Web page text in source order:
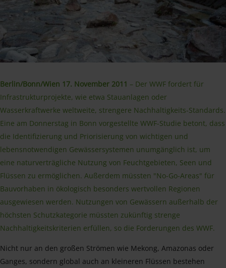
Berlin/Bonn/Wien 17. November 2011 – Der WWF fordert für
Infrastrukturprojekte, wie etwa Stauanlagen oder
Wasserkraftwerke weltweite, strengere Nachhaltigkeits-Standards.
Eine am Donnerstag in Bonn vorgestellte WWF-Studie betont, dass
die Identifizierung und Priorisierung von wichtigen und
lebensnotwendigen Gewässersystemen unumgänglich ist, um
eine naturverträgliche Nutzung von Feuchtgebieten, Seen und
Flüssen zu ermöglichen. Außerdem müssten "No-Go-Areas" für
Bauvorhaben in ökologisch besonders wertvollen Regionen
ausgewiesen werden. Nutzungen von Gewässern außerhalb der
höchsten Schutzkategorie müssten zukünftig strenge
Nachhaltigkeitskriterien erfüllen, so die Forderungen des WWF.
Nicht nur an den großen Strömen wie Mekong, Amazonas oder
Ganges, sondern global auch an kleineren Flüssen bestehen